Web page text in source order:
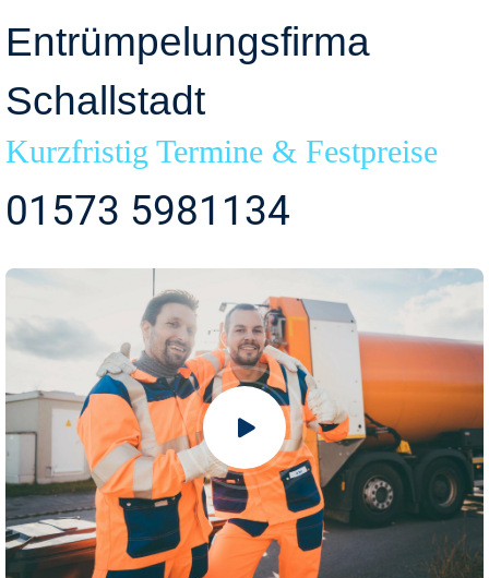
Entrümpelungsfirma
Schallstadt
Kurzfristig Termine & Festpreise
01573 5981134